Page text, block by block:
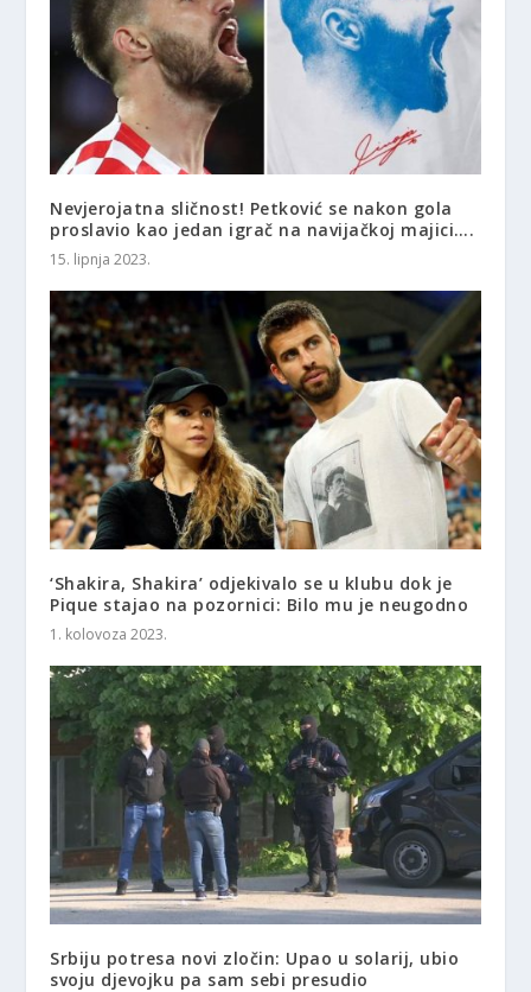
Nevjerojatna sličnost! Petković se nakon gola
proslavio kao jedan igrač na navijačkoj majici….
15. lipnja 2023.
‘Shakira, Shakira’ odjekivalo se u klubu dok je
Pique stajao na pozornici: Bilo mu je neugodno
1. kolovoza 2023.
Srbiju potresa novi zločin: Upao u solarij, ubio
svoju djevojku pa sam sebi presudio